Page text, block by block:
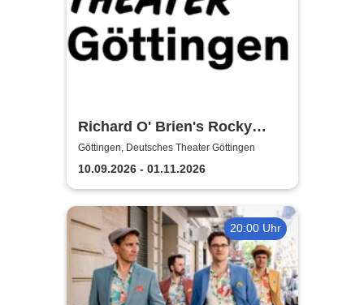
Richard O' Brien's Rocky
Horror Show - Deutsches
Theater Göttingen
Göttingen, Deutsches Theater Göttingen
10.09.2026 - 01.11.2026
20:00 Uhr